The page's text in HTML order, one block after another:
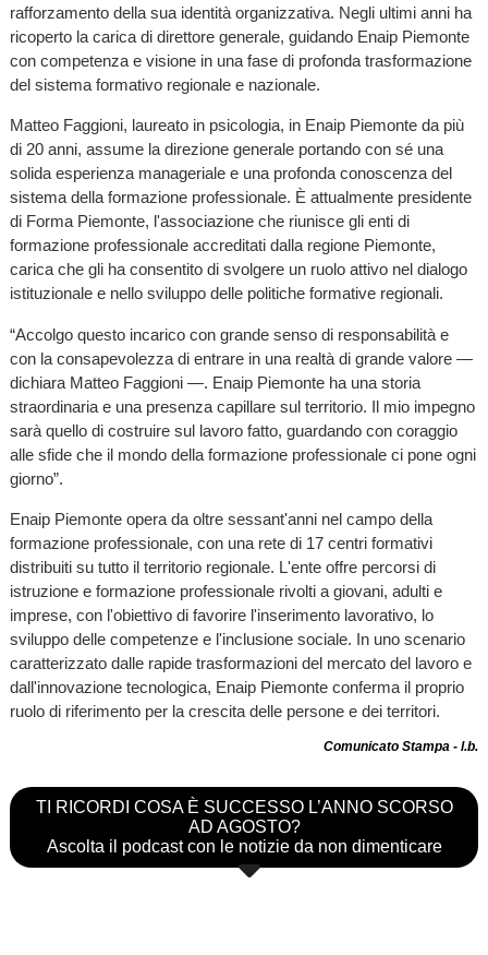
rafforzamento della sua identità organizzativa. Negli ultimi anni ha
ricoperto la carica di direttore generale, guidando Enaip Piemonte
con competenza e visione in una fase di profonda trasformazione
del sistema formativo regionale e nazionale.
Matteo Faggioni, laureato in psicologia, in Enaip Piemonte da più
di 20 anni, assume la direzione generale portando con sé una
solida esperienza manageriale e una profonda conoscenza del
sistema della formazione professionale. È attualmente presidente
di Forma Piemonte, l'associazione che riunisce gli enti di
formazione professionale accreditati dalla regione Piemonte,
carica che gli ha consentito di svolgere un ruolo attivo nel dialogo
istituzionale e nello sviluppo delle politiche formative regionali.
“Accolgo questo incarico con grande senso di responsabilità e
con la consapevolezza di entrare in una realtà di grande valore —
dichiara Matteo Faggioni —. Enaip Piemonte ha una storia
straordinaria e una presenza capillare sul territorio. Il mio impegno
sarà quello di costruire sul lavoro fatto, guardando con coraggio
alle sfide che il mondo della formazione professionale ci pone ogni
giorno”.
Enaip Piemonte opera da oltre sessant'anni nel campo della
formazione professionale, con una rete di 17 centri formativi
distribuiti su tutto il territorio regionale. L'ente offre percorsi di
istruzione e formazione professionale rivolti a giovani, adulti e
imprese, con l'obiettivo di favorire l'inserimento lavorativo, lo
sviluppo delle competenze e l'inclusione sociale. In uno scenario
caratterizzato dalle rapide trasformazioni del mercato del lavoro e
dall'innovazione tecnologica, Enaip Piemonte conferma il proprio
ruolo di riferimento per la crescita delle persone e dei territori.
Comunicato Stampa - l.b.
TI RICORDI COSA È SUCCESSO L’ANNO SCORSO
AD AGOSTO?
Ascolta il podcast con le notizie da non dimenticare